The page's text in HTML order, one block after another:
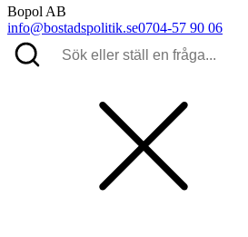
Bopol AB
info@bostadspolitik.se0704-57 90 06